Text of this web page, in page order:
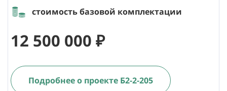
стоимость базовой комплектации
12 500 000 ₽
Подробнее о проекте Б2-2-205